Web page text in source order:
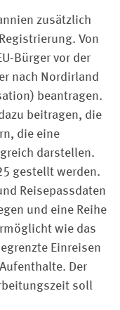
zusätzlich
Von
Bürger vor der
nach Nordirland
beantragen.
beitragen, die
die eine
darstellen.
gestellt werden.
Reisepassdaten
und eine Reihe
wie das
Einreisen
Der
soll